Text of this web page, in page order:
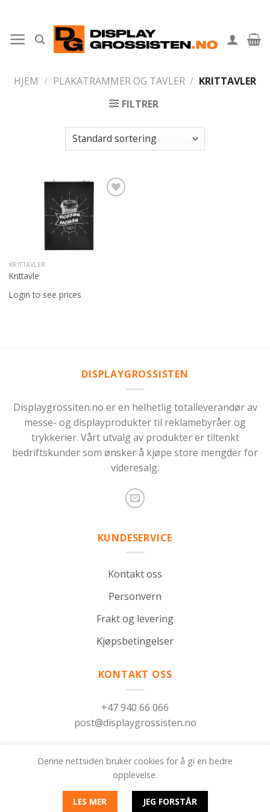
content
HJEM / PLAKATRAMMER OG TAVLER / KRITTAVLER
FILTRER
KRITTAVLER
Krittavle
Login to see prices
DISPLAYGROSSISTEN
Displaygrossiten.no er en helhetlig totalleverandør av
messe- og displayprodukter til reklamebyråer og
trykkerier. Vårt utvalg av produkter er tiltenkt
bedriftskunder som ønsker å kjøpe store mengder for
videresalg.
KUNDESERVICE
Kontakt oss
Personvern
Frakt og levering
Kjøpsbetingelser
KONTAKT OSS
+47 940 66 066
post@displaygrossisten.no
Kontakt oss
© 2026 Displaygrossisten. Denne siden bruker
informasjonskapsler
Denne nettsiden bruker cookies for å gi en bedre
opplevelse.
LES MER JEG FORSTÅR